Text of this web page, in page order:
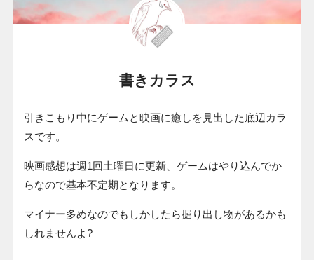
書きカラス
引きこもり中にゲームと映画に癒しを見出した底辺カラ
スです。
映画感想は週1回土曜日に更新、ゲームはやり込んでか
らなので基本不定期となります。
マイナー多めなのでもしかしたら掘り出し物があるかも
しれませんよ?